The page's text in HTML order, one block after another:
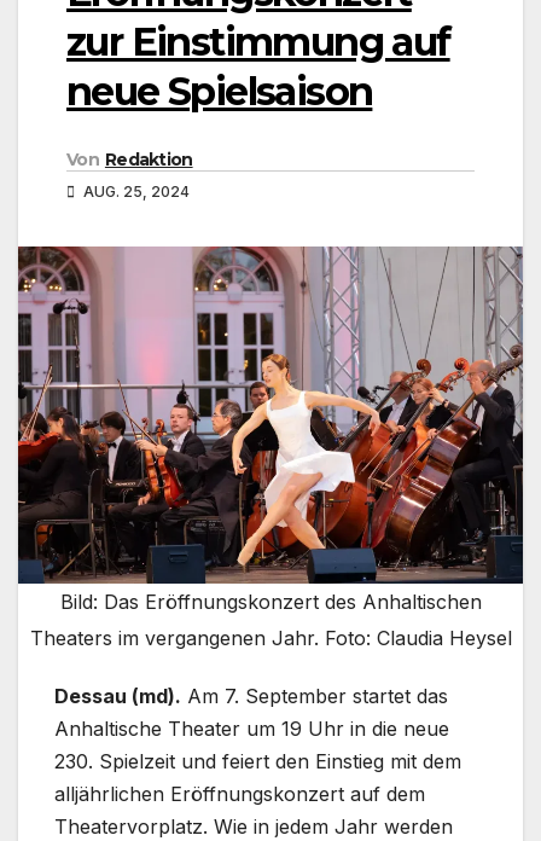
zur Einstimmung auf
neue Spielsaison
Von Redaktion
AUG. 25, 2024
Bild: Das Eröffnungskonzert des Anhaltischen
Theaters im vergangenen Jahr. Foto: Claudia Heysel
Dessau (md). Am 7. September startet das
Anhaltische Theater um 19 Uhr in die neue
230. Spielzeit und feiert den Einstieg mit dem
alljährlichen Eröffnungskonzert auf dem
Theatervorplatz. Wie in jedem Jahr werden